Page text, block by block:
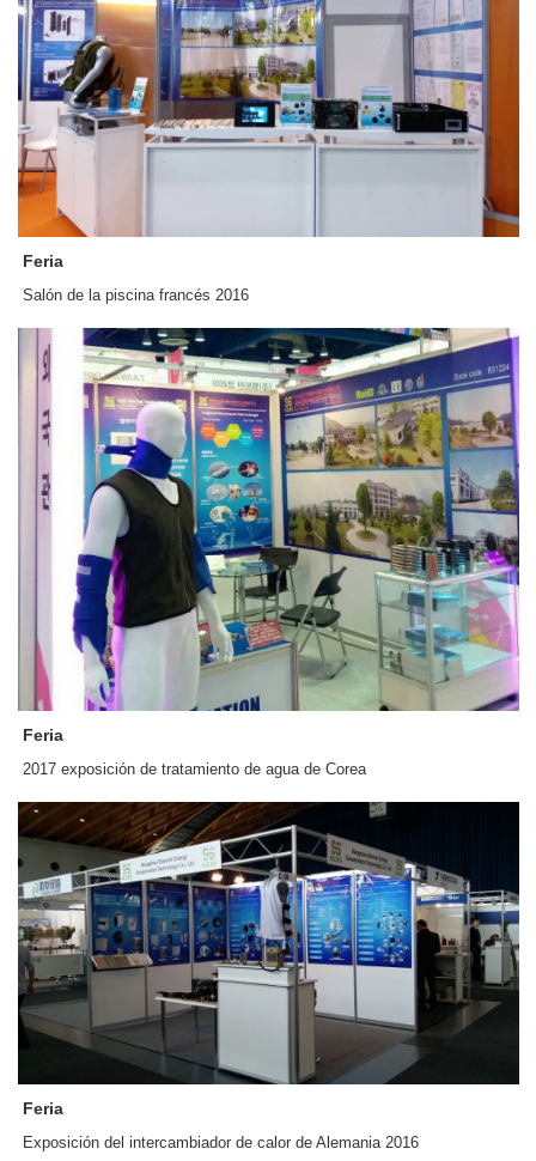
Feria
Salón de la piscina francés 2016
Feria
2017 exposición de tratamiento de agua de Corea
Feria
Exposición del intercambiador de calor de Alemania 2016